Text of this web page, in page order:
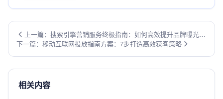
上一篇：搜索引擎营销服务终极指南：如何高效提升品牌曝光与
转化
下一篇：移动互联网投放指南方案：7步打造高效获客策略
相关内容